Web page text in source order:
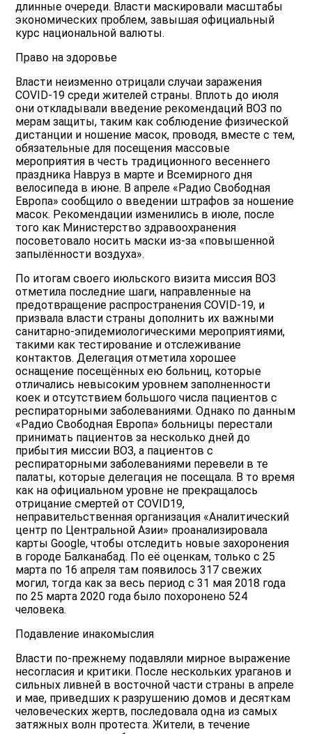
длинные очереди. Власти маскировали масштабы
экономических проблем, завышая официальный
курс национальной валюты.
Право на здоровье
Власти неизменно отрицали случаи заражения
COVID-19 среди жителей страны. Вплоть до июля
они откладывали введение рекомендаций ВОЗ по
мерам защиты, таким как соблюдение физической
дистанции и ношение масок, проводя, вместе с тем,
обязательные для посещения массовые
мероприятия в честь традиционного весеннего
праздника Навруз в марте и Всемирного дня
велосипеда в июне. В апреле «Радио Свободная
Европа» сообщило о введении штрафов за ношение
масок. Рекомендации изменились в июле, после
того как Министерство здравоохранения
посоветовало носить маски из-за «повышенной
запылённости воздуха».
По итогам своего июльского визита миссия ВОЗ
отметила последние шаги, направленные на
предотвращение распространения COVID-19, и
призвала власти страны дополнить их важными
санитарно-эпидемиологическими мероприятиями,
такими как тестирование и отслеживание
контактов. Делегация отметила хорошее
оснащение посещённых ею больниц, которые
отличались невысоким уровнем заполненности
коек и отсутствием большого числа пациентов с
респираторными заболеваниями. Однако по данным
«Радио Свободная Европа» больницы перестали
принимать пациентов за несколько дней до
прибытия миссии ВОЗ, а пациентов с
респираторными заболеваниями перевели в те
палаты, которые делегация не посещала. В то время
как на официальном уровне не прекращалось
отрицание смертей от COVID19,
неправительственная организация «Аналитический
центр по Центральной Азии» проанализировала
карты Google, чтобы отследить новые захоронения
в городе Балканабад. По её оценкам, только с 25
марта по 16 апреля там появилось 317 свежих
могил, тогда как за весь период с 31 мая 2018 года
по 25 марта 2020 года было похоронено 524
человека.
Подавление инакомыслия
Власти по-прежнему подавляли мирное выражение
несогласия и критики. После нескольких ураганов и
сильных ливней в восточной части страны в апреле
и мае, приведших к разрушению домов и десяткам
человеческих жертв, последовала одна из самых
затяжных волн протеста. Жители, в течение